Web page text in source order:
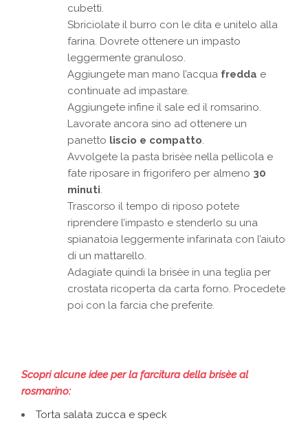
cubetti.
Sbriciolate il burro con le dita e unitelo alla
farina. Dovrete ottenere un impasto
leggermente granuloso.
Aggiungete man mano l’acqua fredda e
continuate ad impastare.
Aggiungete infine il sale ed il romsarino.
Lavorate ancora sino ad ottenere un
panetto liscio e compatto.
Avvolgete la pasta brisèe nella pellicola e
fate riposare in frigorifero per almeno 30
minuti.
Trascorso il tempo di riposo potete
riprendere l’impasto e stenderlo su una
spianatoia leggermente infarinata con l’aiuto
di un mattarello.
Adagiate quindi la brisèe in una teglia per
crostata ricoperta da carta forno. Procedete
poi con la farcia che preferite.
Scopri alcune idee per la farcitura della brisèe al
rosmarino:
Torta salata zucca e speck